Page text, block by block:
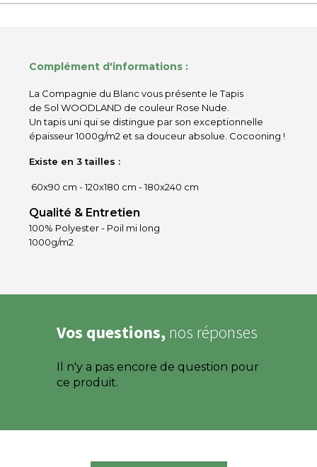
Complément d'informations :
La Compagnie du Blanc vous présente le Tapis
de Sol WOODLAND de couleur Rose Nude.
Un tapis uni qui se distingue par son exceptionnelle
épaisseur 1000g/m2 et sa douceur absolue. Cocooning !
Existe en 3 tailles :
60x90 cm - 120x180 cm - 180x240 cm
Qualité & Entretien
100% Polyester - Poil mi long
1000g/m2
Vos questions, nos réponses
Il n'y a pas encore de question pour
ce produit.